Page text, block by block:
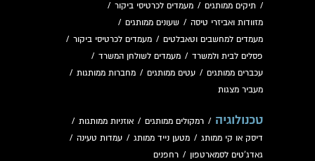
/ תיקים ממותגים / מעמדים לכרטיסי ביקור /
מזוודות ואביזרי טיסה / שעונים ממותגים /
מעמדים למחשבים וטאבלטים / מעמדים לכרטיסי ביקור /
פסלים לבית ולמשרד / מעמדים לשולחן המשרד /
עכברים ממותגים / עטים ממותגים / מחברות ממותגות /
מעביר מצגות
טכנולוגיה / רמקולים ממותגים / אוזניות ממותגות /
דיסק או קי ממותג / מטען נייד ממותג / עמדות טעינה /
גאדג'טים לסמארטפון / רחפנים